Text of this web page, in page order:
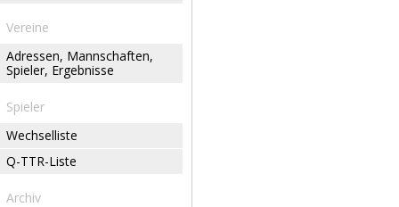
Vereine
Adressen, Mannschaften,
Spieler, Ergebnisse
Spieler
Wechselliste
Q-TTR-Liste
Archiv